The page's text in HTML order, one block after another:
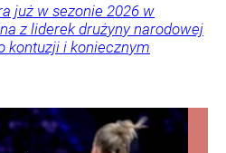
już w sezonie 2026 w
z liderek drużyny narodowej
kontuzji i koniecznym